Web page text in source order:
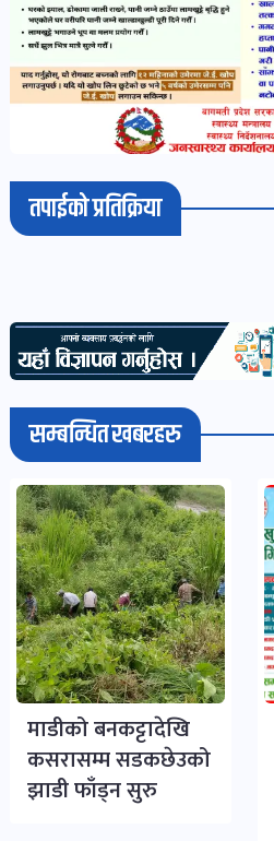
तपाईको प्रतिक्रिया
सम्बन्धित खबरहरु
माडीको बनकट्टादेखि
कसरासम्म सडकछेउको
झाडी फाँड्न सुरु